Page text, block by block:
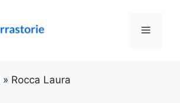
Menu
» Rocca Laura